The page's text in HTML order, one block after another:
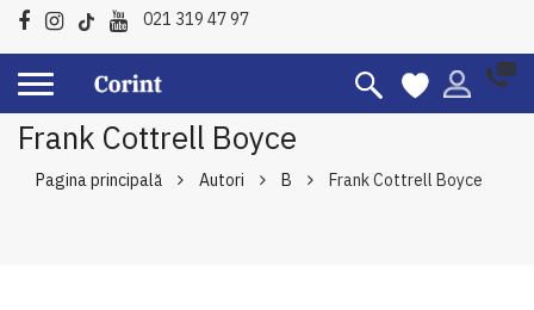
021 319 47 97
Frank Cottrell Boyce
Pagina principală Autori B Frank Cottrell Boyce